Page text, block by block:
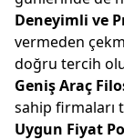
Deneyimli ve
vermeden
doğru tercih
Geniş Araç
sahip firmaları
Uygun Fiyat